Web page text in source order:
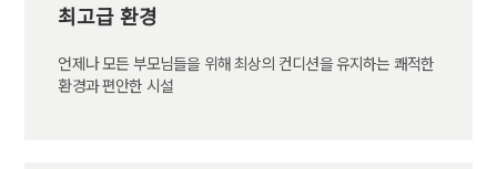
최고급 환경
언제나 모든 부모님들을 위해 최상의 컨디션을 유지하는 쾌적한
환경과 편안한 시설